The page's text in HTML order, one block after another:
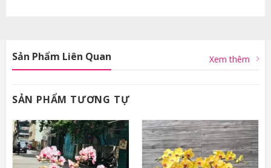
Sản Phẩm Liên Quan Xem thêm
SẢN PHẨM TƯƠNG TỰ